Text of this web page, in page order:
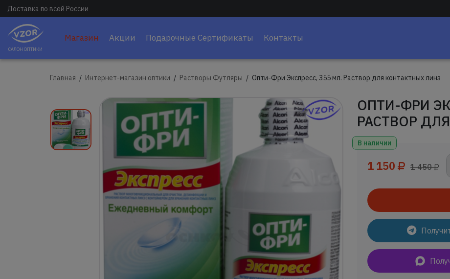
Доставка по всей России
САЛОН ОПТИКИ
Магазин Акции Подарочные Сертификаты Контакты
Главная Интернет-магазин оптики Растворы Футляры Опти-Фри Экспресс, 355 мл. Раствор для контактных линз
ОПТИ-ФРИ
РАСТВОР
В наличии
1 150 1 450